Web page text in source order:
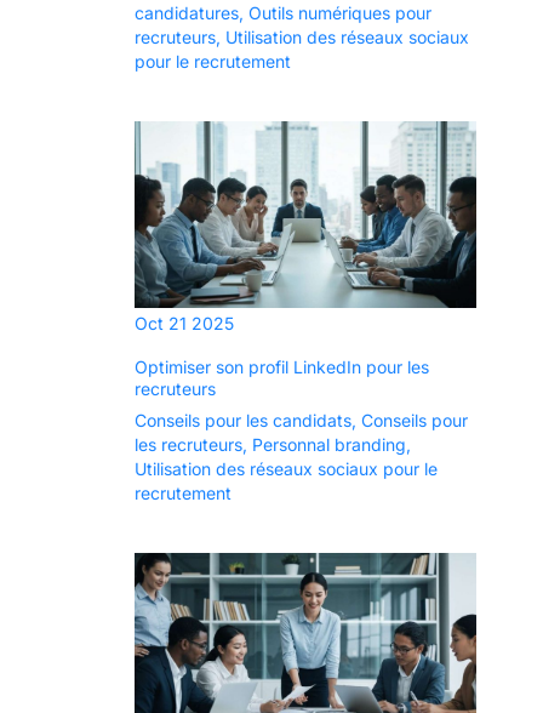
candidatures, Outils numériques pour
recruteurs, Utilisation des réseaux sociaux
pour le recrutement
Oct 21 2025
Optimiser son profil LinkedIn pour les
recruteurs
Conseils pour les candidats, Conseils pour
les recruteurs, Personnal branding,
Utilisation des réseaux sociaux pour le
recrutement